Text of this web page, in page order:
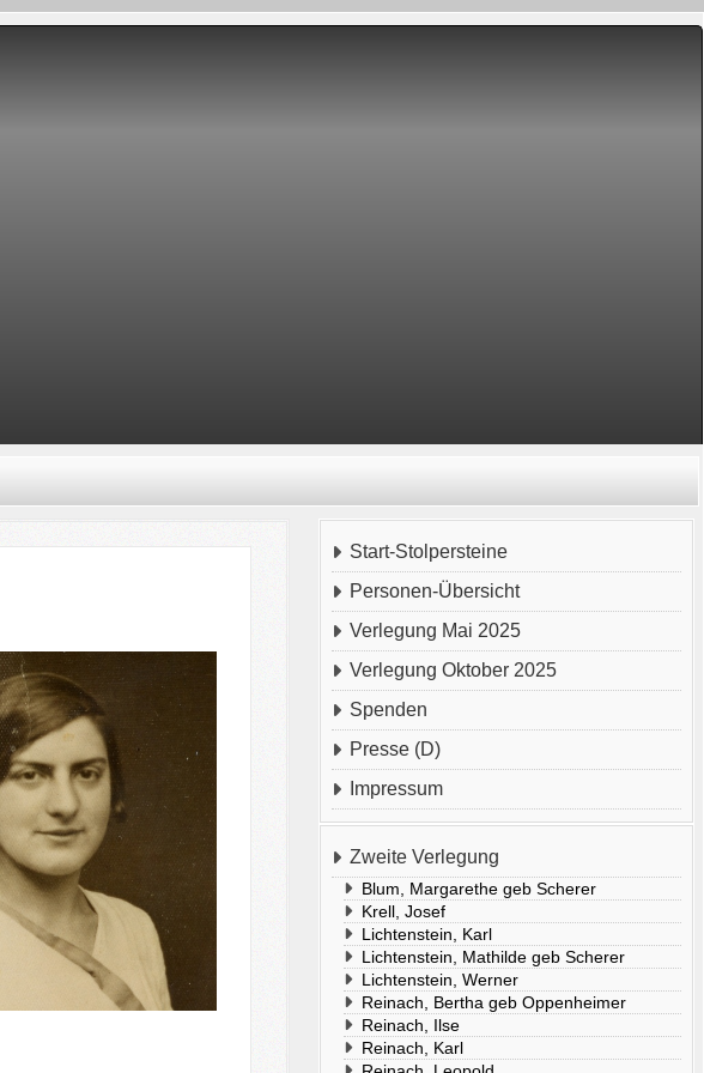
Start-Stolpersteine
Personen-Übersicht
Verlegung Mai 2025
Verlegung Oktober 2025
Spenden
Presse (D)
Impressum
Zweite Verlegung
Blum, Margarethe geb Scherer
Krell, Josef
Lichtenstein, Karl
Lichtenstein, Mathilde geb Scherer
Lichtenstein, Werner
Reinach, Bertha geb Oppenheimer
Reinach, Ilse
Reinach, Karl